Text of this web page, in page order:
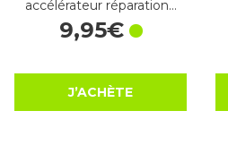
accélérateur réparation…
9,95€
J’ACHÈTE